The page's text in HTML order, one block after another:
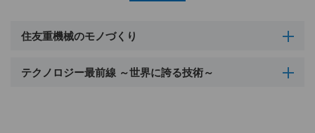
住友重機械のモノづくり
テクノロジー最前線 ～世界に誇る技術～